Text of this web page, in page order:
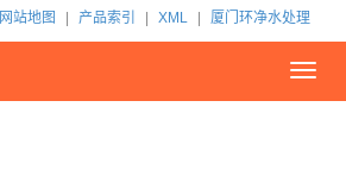
网站地图 产品索引 XML 厦门环净水处理